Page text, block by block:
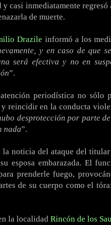
casi inmediatamente
de muerte.
Drazile informó a los
y en caso de que
será efectiva y no en
”.
periodística no sólo
reincidir en la conducta
desprotección por parte
nada”.
la noticia del ataque del
esposa embarazada. El
prenderle fuego,
de su cuerpo como el
la localidad Rincón de los